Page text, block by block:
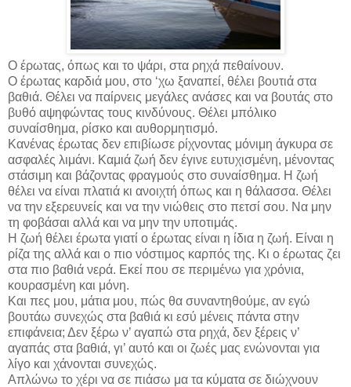
Ο έρωτας, όπως και το ψάρι, στα ρηχά πεθαίνουν.
Ο έρωτας καρδιά μου, στο ‘χω ξαναπεί, θέλει βουτιά στα
βαθιά. Θέλει να παίρνεις μεγάλες ανάσες και να βουτάς στο
βυθό αψηφώντας τους κινδύνους. Θέλει μπόλικο
συναίσθημα, ρίσκο και αυθορμητισμό.
Κανένας έρωτας δεν επιβίωσε ρίχνοντας μόνιμη άγκυρα σε
ασφαλές λιμάνι. Καμιά ζωή δεν έγινε ευτυχισμένη, μένοντας
στάσιμη και βάζοντας φραγμούς στο συναίσθημα. Η ζωή
θέλει να είναι πλατιά κι ανοιχτή όπως και η θάλασσα. Θέλει
να την εξερευνείς και να την νιώθεις στο πετσί σου. Να μην
τη φοβάσαι αλλά και να μην την υποτιμάς.
Η ζωή θέλει έρωτα γιατί ο έρωτας είναι η ίδια η ζωή. Είναι η
ρίζα της αλλά και ο πιο νόστιμος καρπός της. Κι ο έρωτας ζει
στα πιο βαθιά νερά. Εκεί που σε περιμένω για χρόνια,
κουρασμένη και μόνη.
Και πες μου, μάτια μου, πώς θα συναντηθούμε, αν εγώ
βουτάω συνεχώς στα βαθιά κι εσύ μένεις πάντα στην
επιφάνεια; Δεν ξέρω ν’ αγαπώ στα ρηχά, δεν ξέρεις ν’
αγαπάς στα βαθιά, γι’ αυτό και οι ζωές μας ενώνονται για
λίγο και χάνονται συνεχώς.
Απλώνω το χέρι να σε πιάσω μα τα κύματα σε διώχνουν